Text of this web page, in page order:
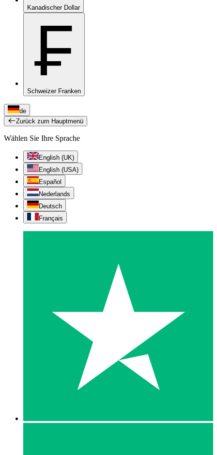
Kanadischer Dollar
₣
Schweizer Franken
de
Zurück zum Hauptmenü
Wählen Sie Ihre Sprache
English (UK)
English (USA)
Español
Nederlands
Deutsch
Français